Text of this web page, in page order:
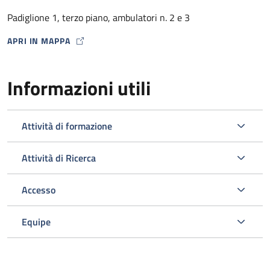
presso lo stesso Ambulatorio HIV) .
L’ambulatorio si occupa inoltre dello screening e della gestione
delle comorbosità correlate all’infezione da HIV programmando
gli esami ematici o strumentali e le visite specialistiche
opportuni nell’ambito del Policlinico.
Padiglione 1, terzo piano, ambulatori n. 2 e 3
APRI IN MAPPA
MAP ICON
Informazioni utili
Attività di formazione
Attività di Ricerca
Accesso
Equipe